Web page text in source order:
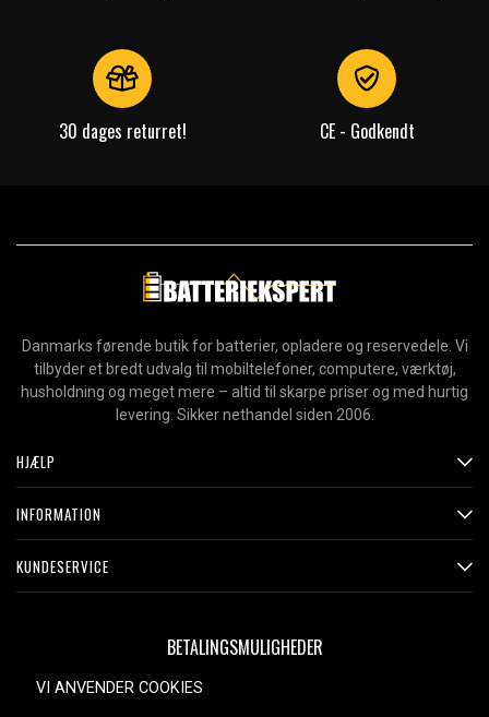
30 dages returret! CE - Godkendt
Danmarks førende butik for batterier, opladere og reservedele. Vi
tilbyder et bredt udvalg til mobiltelefoner, computere, værktøj,
husholdning og meget mere – altid til skarpe priser og med hurtig
levering. Sikker nethandel siden 2006.
HJÆLP
INFORMATION
KUNDESERVICE
BETALINGSMULIGHEDER
VI ANVENDER COOKIES